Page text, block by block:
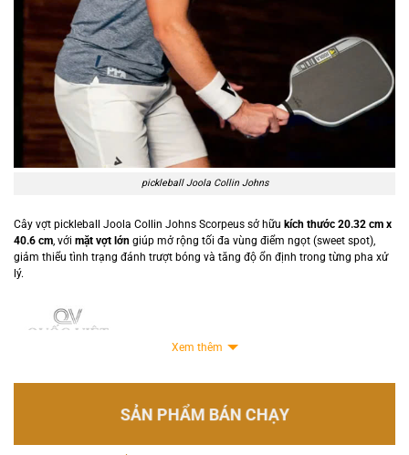
pickleball Joola Collin Johns
Cây vợt pickleball Joola Collin Johns Scorpeus sở hữu kích thước 20.32 cm x
40.6 cm, với mặt vợt lớn giúp mở rộng tối đa vùng điểm ngọt (sweet spot),
giảm thiểu tình trạng đánh trượt bóng và tăng độ ổn định trong từng pha xử
lý.
Xem thêm
SẢN PHẨM BÁN CHẠY